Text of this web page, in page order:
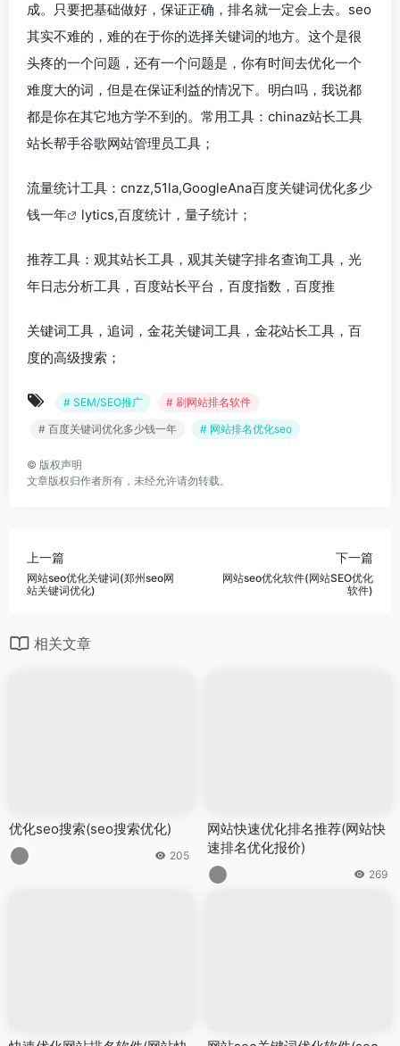
成。只要把基础做好，保证正确，排名就一定会上去。seo
其实不难的，难的在于你的选择关键词的地方。这个是很
头疼的一个问题，还有一个问题是，你有时间去优化一个
难度大的词，但是在保证利益的情况下。明白吗，我说都
都是你在其它地方学不到的。常用工具：chinaz站长工具
站长帮手谷歌网站管理员工具；
流量统计工具：cnzz,51la,GoogleAna百度关键词优化多少
钱一年
lytics,百度统计，量子统计；
推荐工具：观其站长工具，观其关键字排名查询工具，光
年日志分析工具，百度站长平台，百度指数，百度推
关键词工具，追词，金花关键词工具，金花站长工具，百
度的高级搜索；
# SEM/SEO推广
# 刷网站排名软件
# 百度关键词优化多少钱一年
# 网站排名优化seo
© 版权声明
文章版权归作者所有，未经允许请勿转载。
上一篇
网站seo优化关键词(郑州seo网
站关键词优化)
下一篇
网站seo优化软件(网站SEO优化
软件)
相关文章
优化seo搜索(seo搜索优化)
205
网站快速优化排名推荐(网站快
速排名优化报价)
269